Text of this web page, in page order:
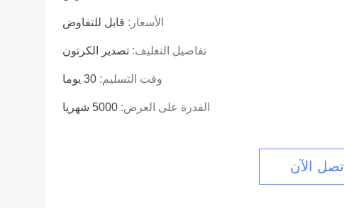
الأسعار: قابل للتفاوض
تفاصيل التغليف: تصدير الكرتون
وقت التسليم: 30 يوما
القدرة على العرض: 5000 شهريا
اتصل الآن